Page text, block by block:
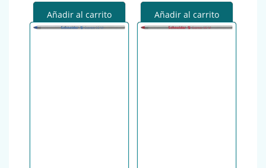
Añadir al carrito Añadir al carrito